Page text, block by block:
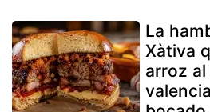
La
Xàtiva
arroz